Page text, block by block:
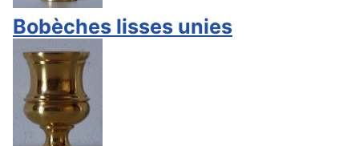
Bobèches lisses unies